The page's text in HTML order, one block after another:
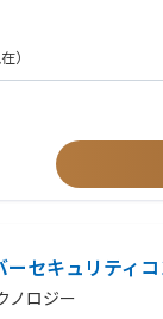
上げた仕組みを“アセ
いたいのに売上・稼働
チーミングにより、プ
変革ノウハウを身に着
成感を味わいたい方
や愛情を持っている方
、自ら積極的に物事
）
セキュリティ
ノロジー